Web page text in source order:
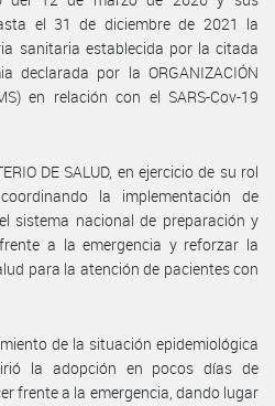
el 31 de diciembre de 2021 la
sanitaria establecida por la citada
declarada por la ORGANIZACIÓN
en relación con el SARS-Cov-19
DE SALUD, en ejercicio de su rol
la implementación de
sistema nacional de preparación y
a la emergencia y reforzar la
para la atención de pacientes con
de la situación epidemiológica
la adopción en pocos días de
frente a la emergencia, dando lugar